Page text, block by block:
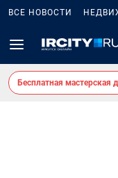
ВСЕ НОВОСТИ
Бесплатная мастерская